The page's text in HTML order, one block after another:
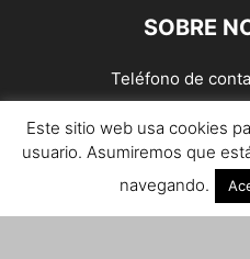
SOBRE
Teléfono de
Envíanos tus notas de
Contáctenos:
Este sitio web usa cookies
usuario. Asumiremos que
navegando.